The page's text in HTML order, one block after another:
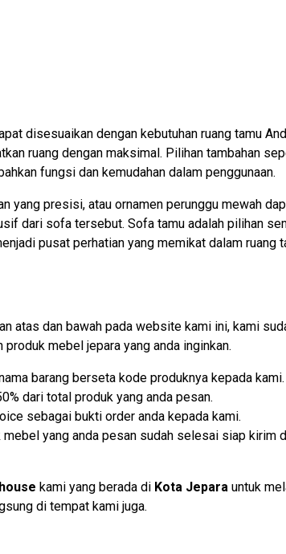
disesuaikan dengan kebutuhan ruang tamu
ruang dengan maksimal. Pilihan tambahan
fungsi dan kemudahan dalam penggunaan.
yang presisi, atau ornamen perunggu mewah
dari sofa tersebut. Sofa tamu adalah pilihan
pusat perhatian yang memikat dalam ruang
atas dan bawah pada website kami ini, kami
mebel jepara yang anda inginkan.
barang berseta kode produknya kepada kami.
dari total produk yang anda pesan.
sebagai bukti order anda kepada kami.
yang anda pesan sudah selesai siap kirim
kami yang berada di Kota Jepara untuk
di tempat kami juga.